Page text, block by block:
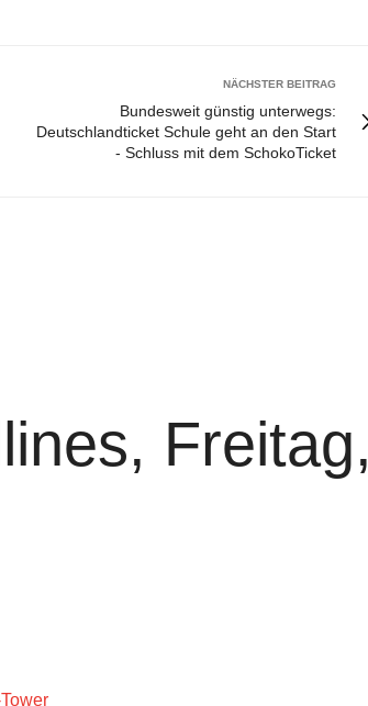
NÄCHSTER BEITRAG
Bundesweit günstig unterwegs:
Deutschlandticket Schule geht an den Start
- Schluss mit dem SchokoTicket
Freitag,